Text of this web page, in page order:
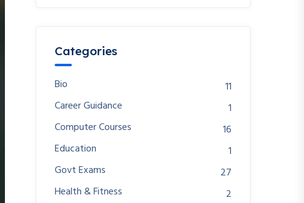
Categories
Bio
11
Career Guidance
1
Computer Courses
16
Education
1
Govt Exams
27
Health & Fitness
2